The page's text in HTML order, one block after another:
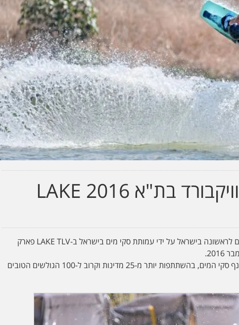
אליפות אירופה בוויקבורד בת"א 2016 LAKE
אליפות אירופה בוויקבורד לבוגרים תתקיים לראשונה בישראל על ידי עמותת סקי מים בישראל ב-LAKE TLV פארק
זוהי האליפות הגדולה ביותר באירופה בענף סקי המים, בהשתתפות יותר מ-25 מדינות וקרוב ל-100 הגולשים הטובים
ההכנות – EILAT
ECO SUP TOUR
KITESURF
ASHDOD 2019
WINTER
CHALLENGE